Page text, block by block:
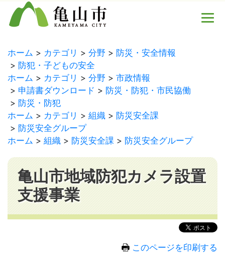
ホーム カテゴリ 分野
防災・安全情報
防犯・子どもの安全
ホーム
カテゴリ 分野
市政情報
申請書ダウンロード
防災・防犯・市民協働
防災・防犯
ホーム
カテゴリ 組織
防災安全課
防災安全グループ
ホーム
組織 防災安全課 防災安全グループ
亀山市地域防犯カメラ設置
支援事業
このページを印刷する